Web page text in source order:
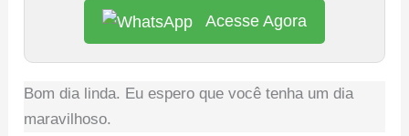
Acesse Agora
Bom dia linda. Eu espero que você tenha um dia
maravilhoso.